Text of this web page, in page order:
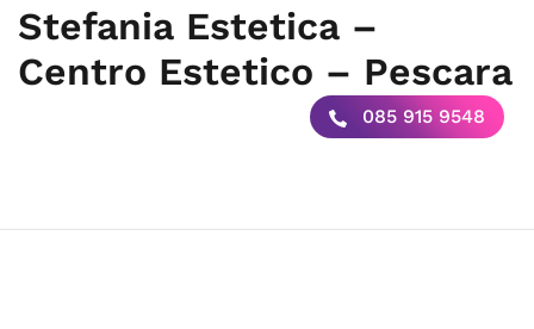
Stefania Estetica –
Centro Estetico – Pescara
085 915 9548